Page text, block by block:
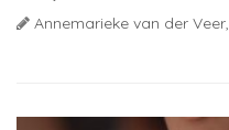
Annemarieke van der Veer,